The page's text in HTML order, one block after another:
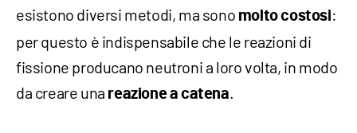
esistono diversi metodi, ma sono molto costosi:
per questo è indispensabile che le reazioni di
fissione producano neutroni a loro volta, in modo
da creare una reazione a catena.